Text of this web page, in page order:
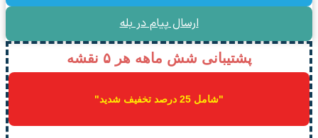
ارسال پیام در بله
پشتیبانی شش ماهه هر ۵ نقشه
"شامل 25 درصد تخفیف شدید"